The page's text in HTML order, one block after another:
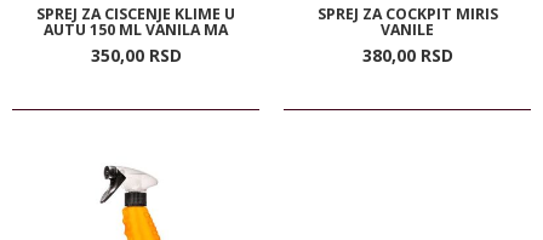
SPREJ ZA CISCENJE KLIME U
AUTU 150 ML VANILA MA
350,00 RSD
SPREJ ZA COCKPIT MIRIS
VANILE
380,00 RSD